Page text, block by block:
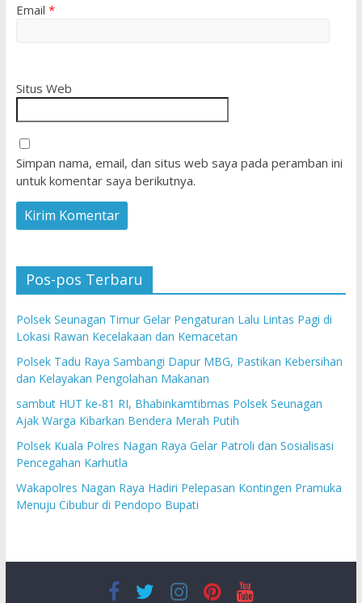
Email *
Situs Web
Simpan nama, email, dan situs web saya pada peramban ini
untuk komentar saya berikutnya.
Pos-pos Terbaru
Polsek Seunagan Timur Gelar Pengaturan Lalu Lintas Pagi di
Lokasi Rawan Kecelakaan dan Kemacetan
Polsek Tadu Raya Sambangi Dapur MBG, Pastikan Kebersihan
dan Kelayakan Pengolahan Makanan
sambut HUT ke-81 RI, Bhabinkamtibmas Polsek Seunagan
Ajak Warga Kibarkan Bendera Merah Putih
Polsek Kuala Polres Nagan Raya Gelar Patroli dan Sosialisasi
Pencegahan Karhutla
Wakapolres Nagan Raya Hadiri Pelepasan Kontingen Pramuka
Menuju Cibubur di Pendopo Bupati